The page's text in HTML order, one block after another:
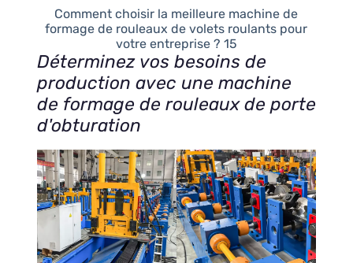
Comment choisir la meilleure machine de
formage de rouleaux de volets roulants pour
votre entreprise ? 15
Déterminez vos besoins de
production avec une machine
de formage de rouleaux de porte
d'obturation